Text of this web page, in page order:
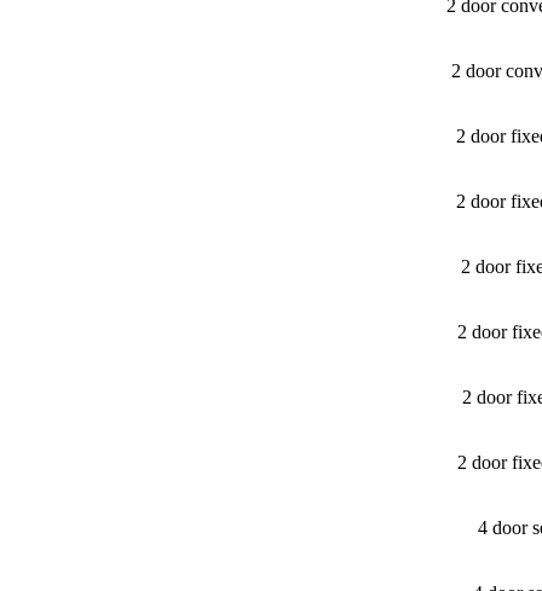
2 door
2 door
2 door
2 door
2 door
2 door
2 door
2 door
4 door